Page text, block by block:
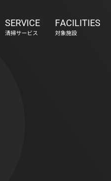
SERVICE
清掃サービス
FACILITIES
対象施設